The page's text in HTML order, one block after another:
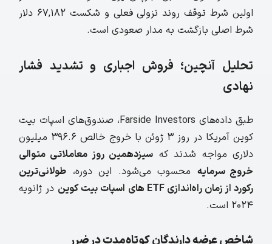
اولین شرط توقف روند نزولی فعلی و شکست ۶۷,۱۸۲ دلار
شرط اصلی بازگشت به مدار صعودی است.
تحلیل آنچین؛ فروش اجباری و تشدید فشار
نهادی
طبق داده‌های Farside Investors، صندوق‌های اسپات بیت‌
کوین آمریکا در روز ۳ ژوئن با خروج خالص ۳۹۶.۶ میلیون
دلاری مواجه شدند که سیزدهمین روز معاملاتی متوالی
خروج سرمایه محسوب می‌شود. این دوره، طولانی‌ترین
رکورد از زمان راه‌اندازیETF های اسپات بیت‌ کوین
در ژانویه
۲۰۲۴ است.
شاخص عرضه دارندگان کوتاه‌مدت در ضرر